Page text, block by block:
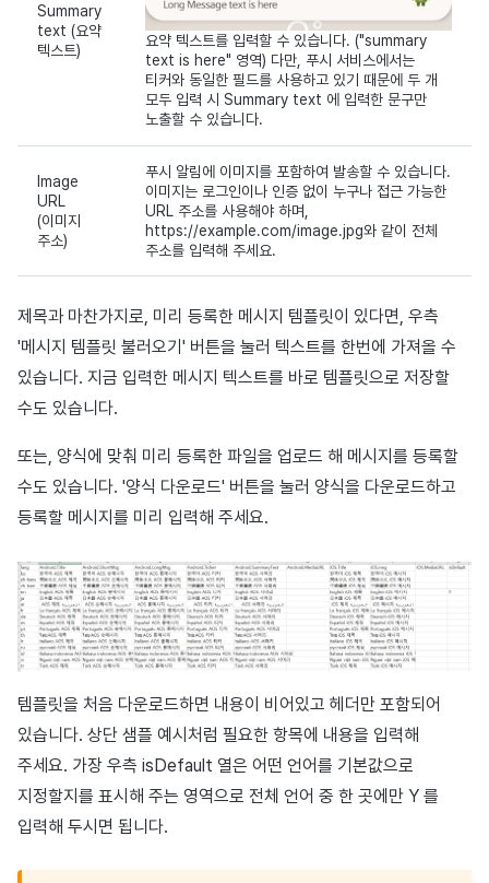
Summary
text (요약
텍스트)
요약 텍스트를 입력할 수 있습니다. ("summary
text is here" 영역) 다만, 푸시 서비스에서는
티커와 동일한 필드를 사용하고 있기 때문에 두 개
모두 입력 시 Summary text 에 입력한 문구만
노출할 수 있습니다.
Image
URL
(이미지
주소)
푸시 알림에 이미지를 포함하여 발송할 수 있습니다.
이미지는 로그인이나 인증 없이 누구나 접근 가능한
URL 주소를 사용해야 하며,
https://example.com/image.jpg와 같이 전체
주소를 입력해 주세요.
제목과 마찬가지로, 미리 등록한 메시지 템플릿이 있다면, 우측
'메시지 템플릿 불러오기' 버튼을 눌러 텍스트를 한번에 가져올 수
있습니다. 지금 입력한 메시지 텍스트를 바로 템플릿으로 저장할
수도 있습니다.
또는, 양식에 맞춰 미리 등록한 파일을 업로드 해 메시지를 등록할
수도 있습니다. '양식 다운로드' 버튼을 눌러 양식을 다운로드하고
등록할 메시지를 미리 입력해 주세요.
템플릿을 처음 다운로드하면 내용이 비어있고 헤더만 포함되어
있습니다. 상단 샘플 예시처럼 필요한 항목에 내용을 입력해
주세요. 가장 우측 isDefault 열은 어떤 언어를 기본값으로
지정할지를 표시해 주는 영역으로 전체 언어 중 한 곳에만 Y 를
입력해 두시면 됩니다.